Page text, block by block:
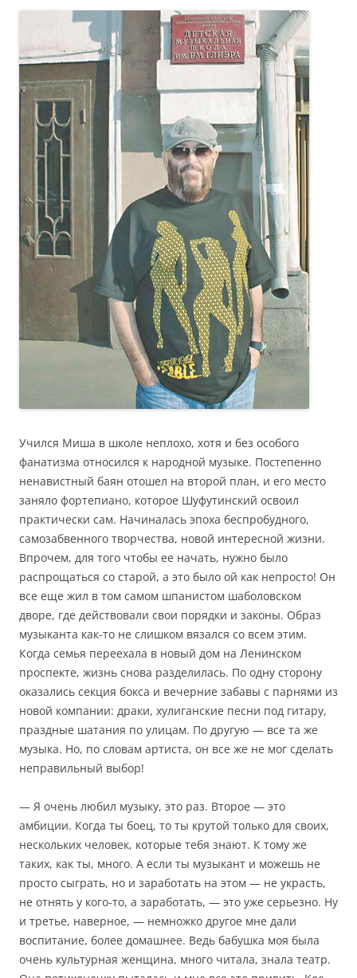
Учился Миша в школе неплохо, хотя и без особого
фанатизма относился к народной музыке. Постепенно
ненавистный баян отошел на второй план, и его место
заняло фортепиано, которое Шуфутинский освоил
практически сам. Начиналась эпоха беспробудного,
самозабвенного творчества, новой интересной жизни.
Впрочем, для того чтобы ее начать, нужно было
распрощаться со старой, а это было ой как непросто! Он
все еще жил в том самом шпанистом шаболовском
дворе, где действовали свои порядки и законы. Образ
музыканта как-то не слишком вязался со всем этим.
Когда семья переехала в новый дом на Ленинском
проспекте, жизнь снова разделилась. По одну сторону
оказались секция бокса и вечерние забавы с парнями из
новой компании: драки, хулиганские песни под гитару,
праздные шатания по улицам. По другую — все та же
музыка. Но, по словам артиста, он все же не мог сделать
неправильный выбор!
— Я очень любил музыку, это раз. Второе — это
амбиции. Когда ты боец, то ты крутой только для своих,
нескольких человек, которые тебя знают. К тому же
таких, как ты, много. А если ты музыкант и можешь не
просто сыграть, но и заработать на этом — не украсть,
не отнять у кого-то, а заработать, — это уже серьезно. Ну
и третье, наверное, — немножко другое мне дали
воспитание, более домашнее. Ведь бабушка моя была
очень культурная женщина, много читала, знала театр.